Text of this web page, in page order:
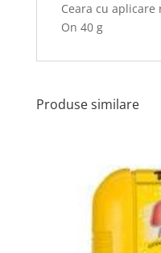
Ceara cu aplicare
On 40 g
Produse similare